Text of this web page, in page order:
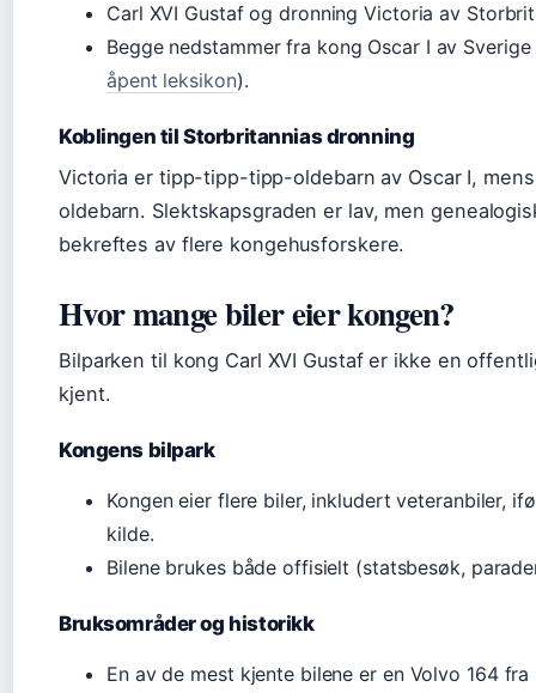
Carl XVI Gustaf og dronning Victoria av
Begge nedstammer fra kong Oscar I av Sverige
åpent leksikon).
Koblingen til Storbritannias dronning
Victoria er tipp-tipp-tipp-oldebarn av Oscar I,
oldebarn. Slektskapsgraden er lav, men
bekreftes av flere kongehusforskere.
Hvor mange biler eier kongen?
Bilparken til kong Carl XVI Gustaf er ikke en
kjent.
Kongens bilpark
Kongen eier flere biler, inkludert veteranbiler,
kilde.
Bilene brukes både offisielt (statsbesøk,
Bruksområder og historikk
En av de mest kjente bilene er en Volvo 164